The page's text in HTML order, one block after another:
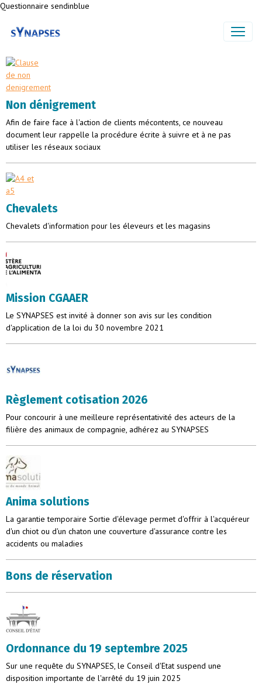
Questionnaire sendinblue
Non dénigrement
Afin de faire face à l'action de clients mécontents, ce nouveau
document leur rappelle la procédure écrite à suivre et à ne pas
utiliser les réseaux sociaux
Chevalets
Chevalets d'information pour les éleveurs et les magasins
Mission CGAAER
Le SYNAPSES est invité à donner son avis sur les condition
d'application de la loi du 30 novembre 2021
Règlement cotisation 2026
Pour concourir à une meilleure représentativité des acteurs de la
filière des animaux de compagnie, adhérez au SYNAPSES
Anima solutions
La garantie temporaire Sortie d'élevage permet d'offrir à l'acquéreur
d'un chiot ou d'un chaton une couverture d'assurance contre les
accidents ou maladies
Bons de réservation
Ordonnance du 19 septembre 2025
Sur une requête du SYNAPSES, le Conseil d'Etat suspend une
disposition importante de l'arrêté du 19 juin 2025